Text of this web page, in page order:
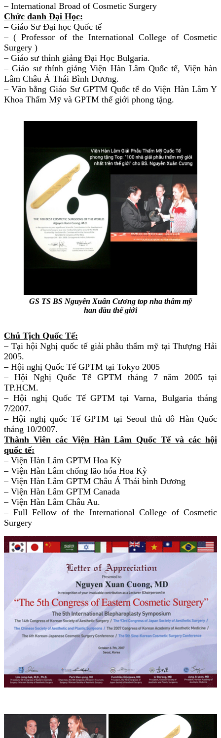
– International Broad of Cosmetic Surgery
Chức danh Đại Học:
– Giáo Sư Đại học Quốc tế
– ( Professor of the International College of Cosmetic
Surgery )
– Giáo sư thỉnh giảng Đại Học Bulgaria.
– Giáo sư thỉnh giảng Viện Hàn Lâm Quốc tế, Viện hàn
Lâm Châu Á Thái Bình Dương.
– Văn bằng Giáo Sư GPTM Quốc tế do Viện Hàn Lâm Y
Khoa Thẩm Mỹ và GPTM thế giới phong tặng.
GS TS BS Nguyễn Xuân Cương top nha thâm mỹ
han đầu thế giới
Chủ Tịch Quốc Tế:
– Tại hội Nghị quốc tế giải phẫu thẩm mỹ tại Thượng Hải
2005.
– Hội nghị Quốc Tế GPTM tại Tokyo 2005
– Hội Nghị Quốc Tế GPTM tháng 7 năm 2005 tại
TP.HCM.
– Hội nghị Quốc Tế GPTM tại Varna, Bulgaria tháng
7/2007.
– Hội nghị quốc Tế GPTM tại Seoul thủ đô Hàn Quốc
tháng 10/2007.
Thành Viên các Viện Hàn Lâm Quốc Tế và các hội
quốc tế:
– Viện Hàn Lâm GPTM Hoa Kỳ
– Viện Hàn Lâm chống lão hóa Hoa Kỳ
– Viện Hàn Lâm GPTM Châu Á Thái bình Dương
– Viện Hàn Lâm GPTM Canada
– Viện Hàn Lâm Châu Au.
– Full Fellow of the International College of Cosmetic
Surgery